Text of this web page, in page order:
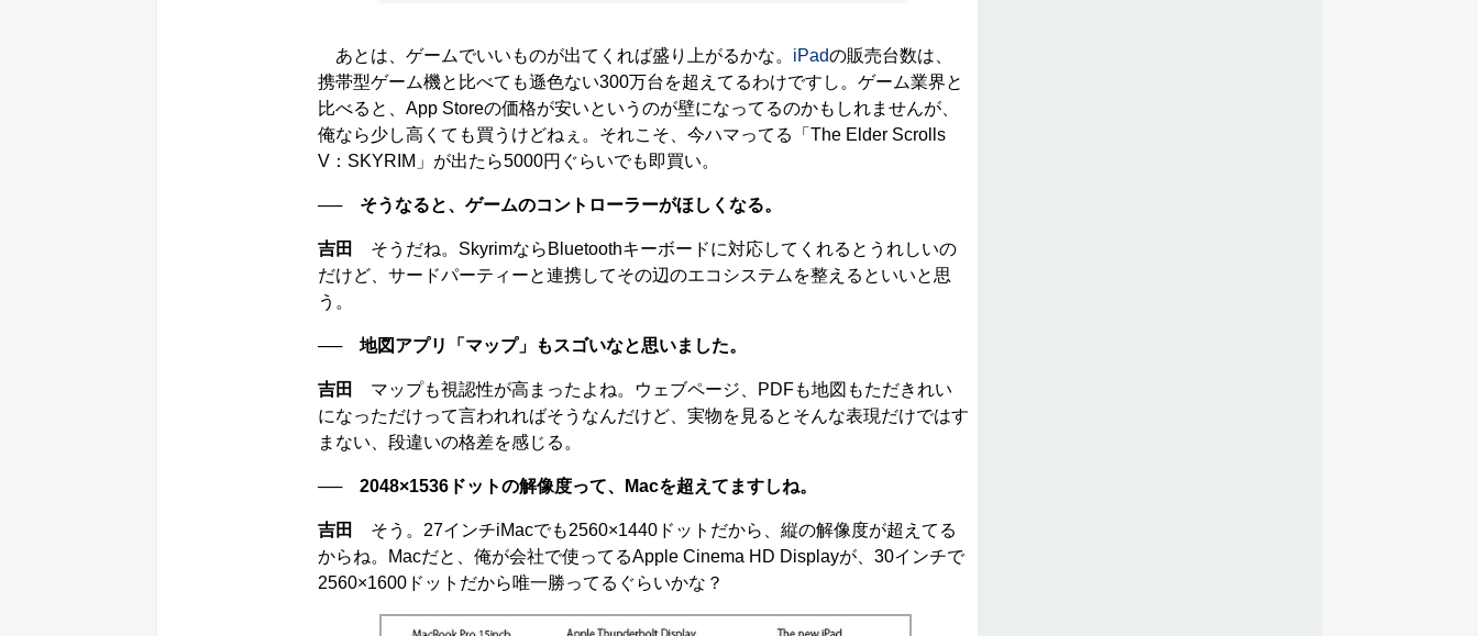
あとは、ゲームでいいものが出てくれば盛り上がるかな。 iPadの販売台数は、
携帯型ゲーム機と比べても遜色ない300万台を超えてるわけですし。ゲーム業界と
比べると、App Storeの価格が安いというのが壁になってるのかもしれませんが、
俺なら少し高くても買うけどねぇ。それこそ、今ハマってる「The Elder Scrolls
V：SKYRIM」が出たら5000円ぐらいでも即買い。
── そうなると、ゲームのコントローラーがほしくなる。
吉田
そうだね。SkyrimならBluetoothキーボードに対応してくれるとうれしいの
だけど、サードパーティーと連携してその辺のエコシステムを整えるといいと思
う。
── 地図アプリ「マップ」もスゴいなと思いました。
吉田
マップも視認性が高まったよね。ウェブページ、PDFも地図もただきれい
になっただけって言われればそうなんだけど、実物を見るとそんな表現だけではす
まない、段違いの格差を感じる。
── 2048×1536ドットの解像度って、Macを超えてますしね。
吉田
そう。27インチiMacでも2560×1440ドットだから、縦の解像度が超えてる
からね。Macだと、俺が会社で使ってるApple Cinema HD Displayが、30インチで
2560×1600ドットだから唯一勝ってるぐらいかな？